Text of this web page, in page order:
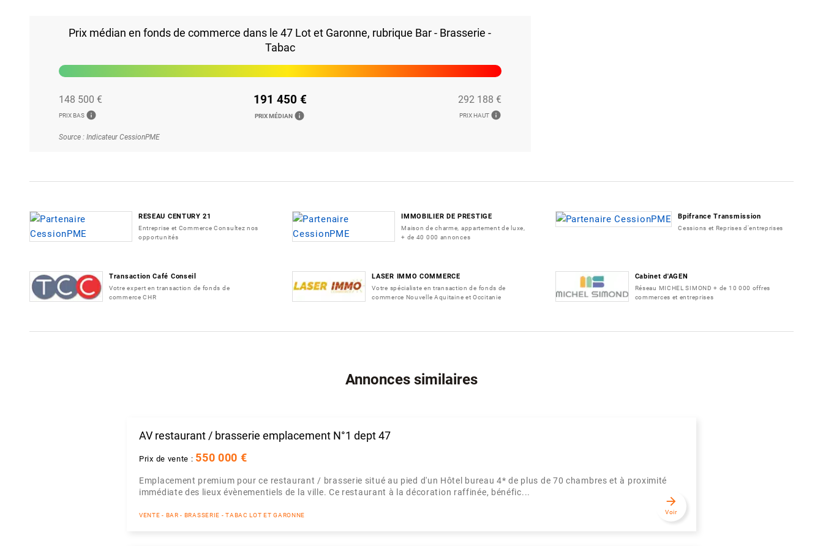
Prix médian en fonds de commerce dans le 47 Lot et Garonne, rubrique Bar - Brasserie -
Tabac
148 500 €
PRIX BAS info
191 450 €
PRIX MÉDIAN info
292 188 €
PRIX HAUT info
Source : Indicateur CessionPME
RESEAU CENTURY 21
Entreprise et Commerce Consultez nos
opportunités
IMMOBILIER DE PRESTIGE
Maison de charme, appartement de luxe,
+ de 40 000 annonces
Bpifrance Transmission
Cessions et Reprises d'entreprises
Transaction Café Conseil
Votre expert en transaction de fonds de
commerce CHR
LASER IMMO COMMERCE
Votre spécialiste en transaction de fonds de
commerce Nouvelle Aquitaine et Occitanie
Cabinet d'AGEN
Réseau MICHEL SIMOND + de 10 000 offres
commerces et entreprises
Annonces similaires
AV restaurant / brasserie emplacement N°1 dept 47
Prix de vente : 550 000 €
Emplacement premium pour ce restaurant / brasserie situé au pied d'un Hôtel bureau 4* de plus de 70 chambres et à proximité
immédiate des lieux évènementiels de la ville. Ce restaurant à la décoration raffinée, bénéfic...
VENTE - BAR - BRASSERIE - TABAC LOT ET GARONNE
arrow_forward
Voir